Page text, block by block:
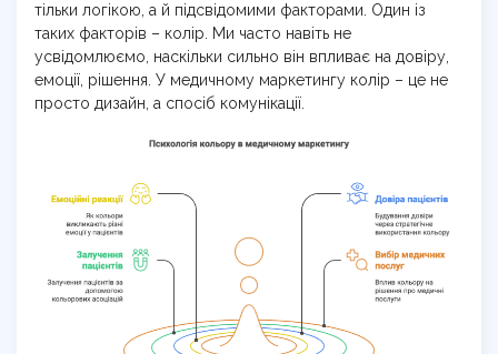
тільки логікою, а й підсвідомими факторами. Один із
таких факторів – колір. Ми часто навіть не
усвідомлюємо, наскільки сильно він впливає на довіру,
емоції, рішення. У медичному маркетингу колір – це не
просто дизайн, а спосіб комунікації.